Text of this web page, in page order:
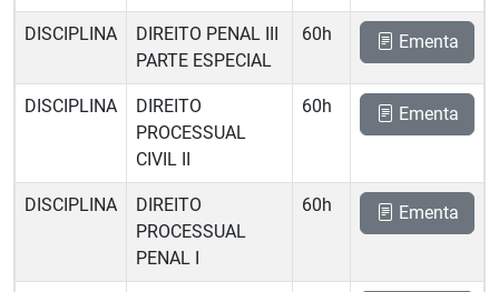
DISCIPLINA
DIREITO PENAL III 
PARTE ESPECIAL
60h Ementa
DISCIPLINA
DIREITO
PROCESSUAL
CIVIL II
60h Ementa
DISCIPLINA
DIREITO
PROCESSUAL
PENAL I
60h Ementa